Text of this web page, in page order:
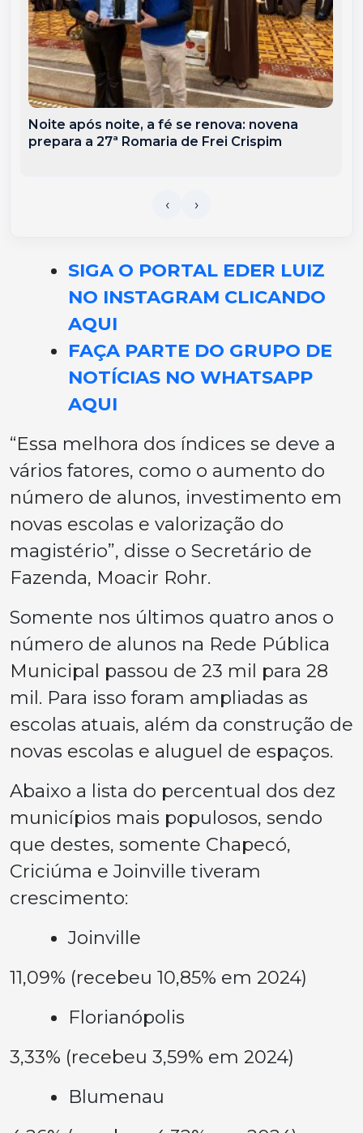
Noite após noite, a fé se renova: novena
prepara a 27ª Romaria de Frei Crispim
SIGA O PORTAL EDER LUIZ
NO INSTAGRAM CLICANDO
AQUI
FAÇA PARTE DO GRUPO DE
NOTÍCIAS NO WHATSAPP
AQUI
“Essa melhora dos índices se deve a
vários fatores, como o aumento do
número de alunos, investimento em
novas escolas e valorização do
magistério”, disse o Secretário de
Fazenda, Moacir Rohr.
Somente nos últimos quatro anos o
número de alunos na Rede Pública
Municipal passou de 23 mil para 28
mil. Para isso foram ampliadas as
escolas atuais, além da construção de
novas escolas e aluguel de espaços.
Abaixo a lista do percentual dos dez
municípios mais populosos, sendo
que destes, somente Chapecó,
Criciúma e Joinville tiveram
crescimento:
Joinville
11,09% (recebeu 10,85% em 2024)
Florianópolis
3,33% (recebeu 3,59% em 2024)
Blumenau